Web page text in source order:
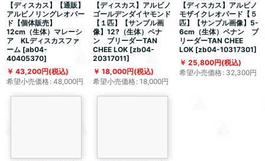
【ディスカス】【通販】
アルビノリングレオパー
ド【個体販売】
12cm（生体）マレーシ
ア KLディスカスファ
ーム [ab04-
40405370]
43,200円(税込)
希望小売価格: 48,000円
【ディスカス】アルビノ
ゴールデンダイヤモンド
【１匹】【サンプル画
像】12?（生体）ペナ
ン ブリーダーTAN
CHEE LOK [zb04-
20317011]
18,000円(税込)
希望小売価格: 18,000円
【ディスカス】アルビノ
モザイクレオパード【５
匹】【サンプル画像】5-
6cm（生体）ペナン ブ
リーダーTAN CHEE
LOK [zb04-10317301]
25,800円(税込)
希望小売価格: 32,300円